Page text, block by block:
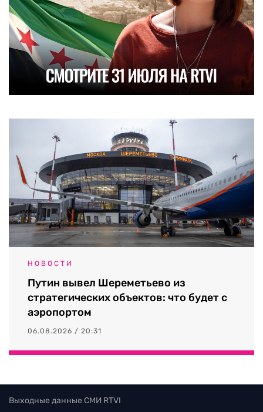
НОВОСТИ
Путин вывел Шереметьево из
стратегических объектов: что будет с
аэропортом
06.08.2026 / 20:31
Выходные данные СМИ RTVI